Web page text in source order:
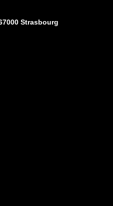
Strasbourg